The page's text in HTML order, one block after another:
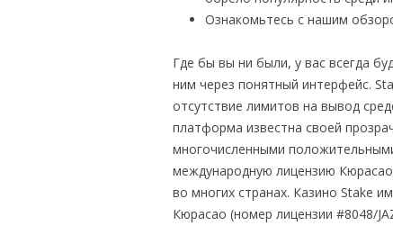
Ознакомьтесь с нашим
Где бы вы ни были, у вас всегда
ним через понятный интерфейс.
отсутствие лимитов на вывод
платформа известна своей
многочисленными
международную лицензию
во многих странах. Казино Stake
Кюрасао (номер лицензии #8048/